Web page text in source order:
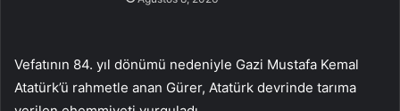
Vefatının 84. yıl dönümü nedeniyle Gazi Mustafa Kemal
Atatürk’ü rahmetle anan Gürer, Atatürk devrinde tarıma